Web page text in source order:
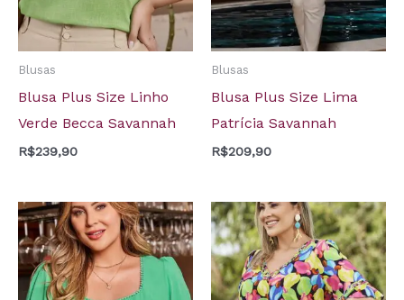
Blusas
Blusa Plus Size Linho
Verde Becca Savannah
R$239,90
Blusas
Blusa Plus Size Lima
Patrícia Savannah
R$209,90